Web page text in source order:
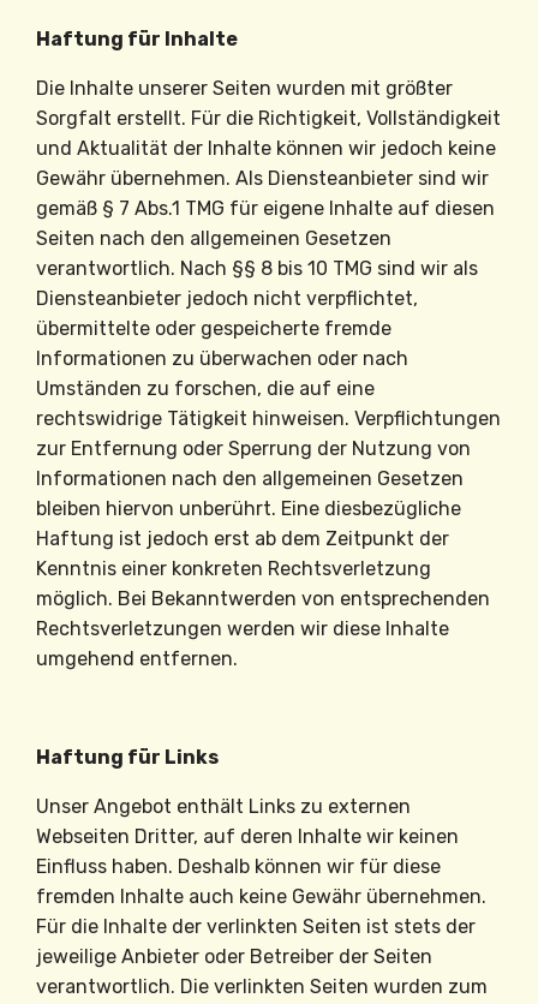
Haftung für Inhalte
Die Inhalte unserer Seiten wurden mit größter
Sorgfalt erstellt. Für die Richtigkeit, Vollständigkeit
und Aktualität der Inhalte können wir jedoch keine
Gewähr übernehmen. Als Diensteanbieter sind wir
gemäß § 7 Abs.1 TMG für eigene Inhalte auf diesen
Seiten nach den allgemeinen Gesetzen
verantwortlich. Nach §§ 8 bis 10 TMG sind wir als
Diensteanbieter jedoch nicht verpflichtet,
übermittelte oder gespeicherte fremde
Informationen zu überwachen oder nach
Umständen zu forschen, die auf eine
rechtswidrige Tätigkeit hinweisen. Verpflichtungen
zur Entfernung oder Sperrung der Nutzung von
Informationen nach den allgemeinen Gesetzen
bleiben hiervon unberührt. Eine diesbezügliche
Haftung ist jedoch erst ab dem Zeitpunkt der
Kenntnis einer konkreten Rechtsverletzung
möglich. Bei Bekanntwerden von entsprechenden
Rechtsverletzungen werden wir diese Inhalte
umgehend entfernen.
Haftung für Links
Unser Angebot enthält Links zu externen
Webseiten Dritter, auf deren Inhalte wir keinen
Einfluss haben. Deshalb können wir für diese
fremden Inhalte auch keine Gewähr übernehmen.
Für die Inhalte der verlinkten Seiten ist stets der
jeweilige Anbieter oder Betreiber der Seiten
verantwortlich. Die verlinkten Seiten wurden zum